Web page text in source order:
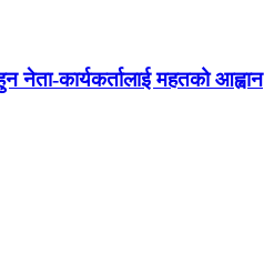
नेता-कार्यकर्तालाई महतको आह्वान